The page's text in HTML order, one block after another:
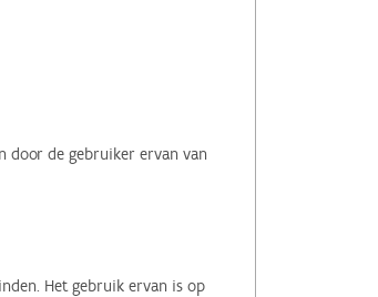
door de gebruiker ervan van
Het gebruik ervan is op